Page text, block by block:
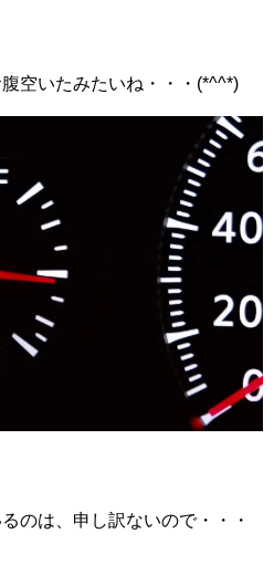
空いたみたいね・・・(*^^*)
のは、申し訳ないので・・・